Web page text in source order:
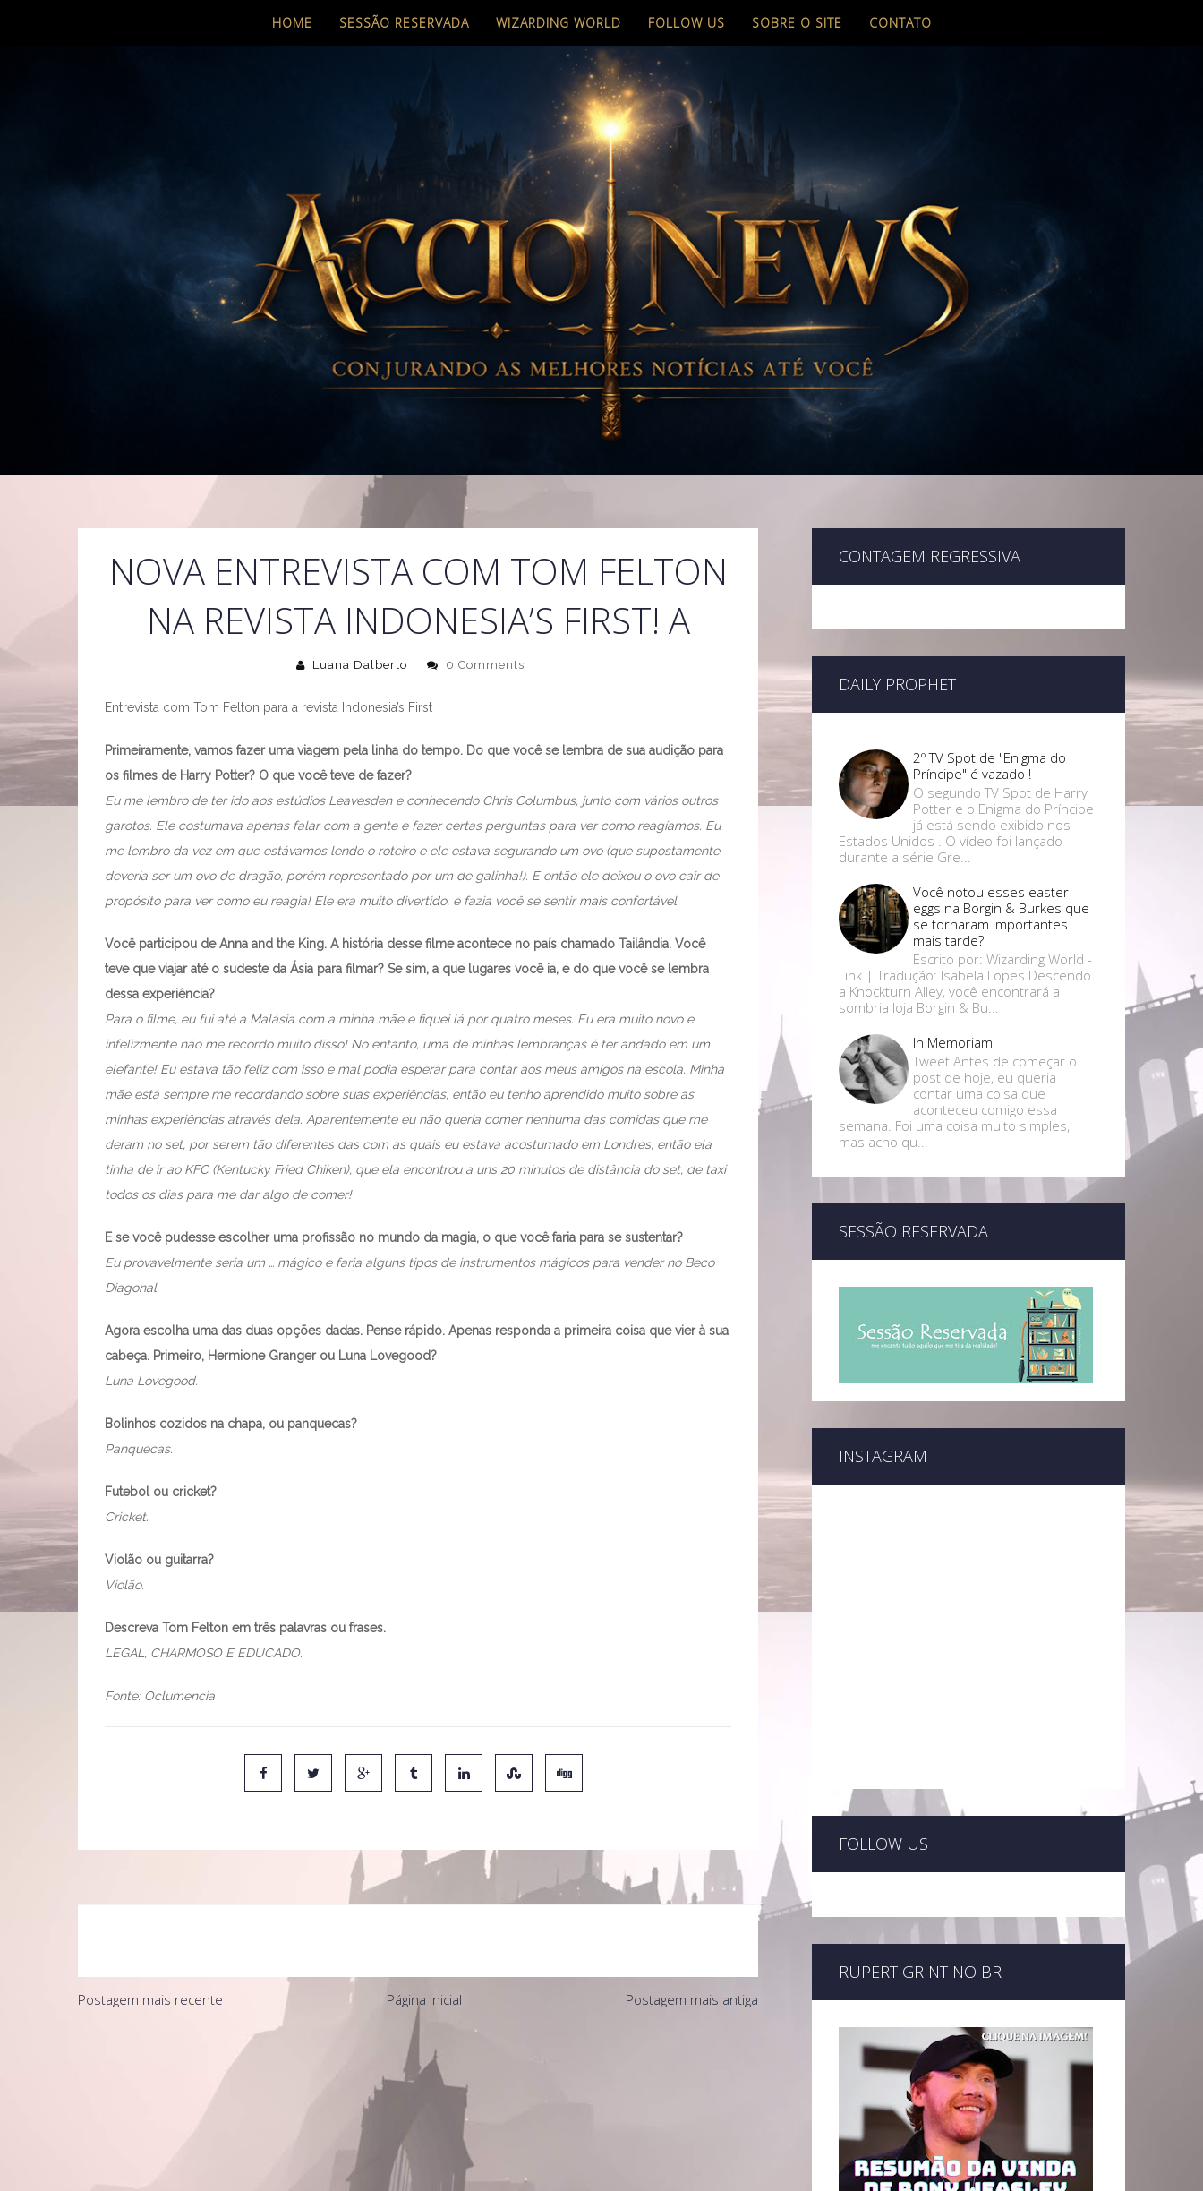
HOME SESSÃO RESERVADA WIZARDING WORLD FOLLOW US SOBRE O SITE CONTATO
NOVA ENTREVISTA COM TOM FELTON
NA REVISTA INDONESIA’S FIRST! A
Luana Dalberto 0 Comments
Entrevista com Tom Felton para a revista Indonesia’s First
Primeiramente, vamos fazer uma viagem pela linha do tempo. Do que você se lembra de sua audição para
os filmes de Harry Potter? O que você teve de fazer?
Eu me lembro de ter ido aos estúdios Leavesden e conhecendo Chris Columbus, junto com vários outros
garotos. Ele costumava apenas falar com a gente e fazer certas perguntas para ver como reagíamos. Eu
me lembro da vez em que estávamos lendo o roteiro e ele estava segurando um ovo (que supostamente
deveria ser um ovo de dragão, porém representado por um de galinha!). E então ele deixou o ovo cair de
propósito para ver como eu reagia! Ele era muito divertido, e fazia você se sentir mais confortável.
Você participou de Anna and the King. A história desse filme acontece no país chamado Tailândia. Você
teve que viajar até o sudeste da Ásia para filmar? Se sim, a que lugares você ia, e do que você se lembra
dessa experiência?
Para o filme, eu fui até a Malásia com a minha mãe e fiquei lá por quatro meses. Eu era muito novo e
infelizmente não me recordo muito disso! No entanto, uma de minhas lembranças é ter andado em um
elefante! Eu estava tão feliz com isso e mal podia esperar para contar aos meus amigos na escola. Minha
mãe está sempre me recordando sobre suas experiências, então eu tenho aprendido muito sobre as
minhas experiências através dela. Aparentemente eu não queria comer nenhuma das comidas que me
deram no set, por serem tão diferentes das com as quais eu estava acostumado em Londres, então ela
tinha de ir ao KFC (Kentucky Fried Chiken), que ela encontrou a uns 20 minutos de distância do set, de taxi
todos os dias para me dar algo de comer!
E se você pudesse escolher uma profissão no mundo da magia, o que você faria para se sustentar?
Eu provavelmente seria um … mágico e faria alguns tipos de instrumentos mágicos para vender no Beco
Diagonal.
Agora escolha uma das duas opções dadas. Pense rápido. Apenas responda a primeira coisa que vier à sua
cabeça. Primeiro, Hermione Granger ou Luna Lovegood?
Luna Lovegood.
Bolinhos cozidos na chapa, ou panquecas?
Panquecas.
Futebol ou cricket?
Cricket.
Violão ou guitarra?
Violão.
Descreva Tom Felton em três palavras ou frases.
LEGAL, CHARMOSO E EDUCADO.
Fonte: Oclumencia
Postagem mais recente Postagem mais antiga
Página inicial
CONTAGEM REGRESSIVA
DAILY PROPHET
2º TV Spot de "Enigma do
Príncipe" é vazado !
O segundo TV Spot de Harry
Potter e o Enigma do Príncipe
já está sendo exibido nos
Estados Unidos . O vídeo foi lançado
durante a série Gre...
Você notou esses easter
eggs na Borgin & Burkes que
se tornaram importantes
mais tarde?
Escrito por: Wizarding World -
Link | Tradução: Isabela Lopes Descendo
a Knockturn Alley, você encontrará a
sombria loja Borgin & Bu...
In Memoriam
Tweet Antes de começar o
post de hoje, eu queria
contar uma coisa que
aconteceu comigo essa
semana. Foi uma coisa muito simples,
mas acho qu...
SESSÃO RESERVADA
INSTAGRAM
FOLLOW US
RUPERT GRINT NO BR